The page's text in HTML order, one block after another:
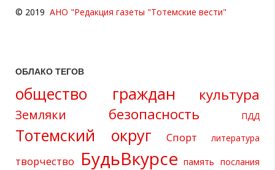
© 2019 АНО "Редакция газеты "Тотемские вести"
ОБЛАКО ТЕГОВ
общество граждан культура
Земляки безопасность ПДД
Тотемский округ Спорт литература
творчество БудьВкурсе память послания